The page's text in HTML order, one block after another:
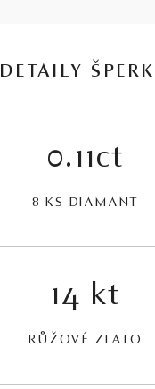
DETAILY
0.11ct
8 KS DIAMANT
14 kt
RŮŽOVÉ ZLATO